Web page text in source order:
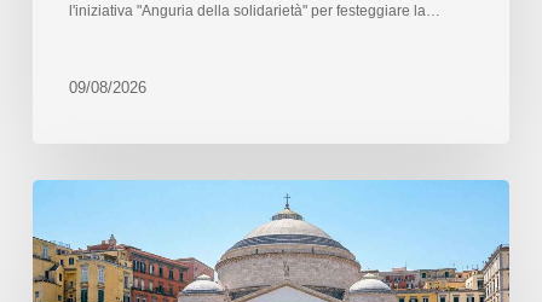
l'iniziativa "Anguria della solidarietà" per festeggiare la…
09/08/2026